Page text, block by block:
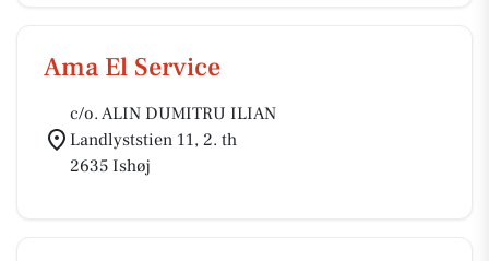
Ama El Service
c/o. ALIN DUMITRU ILIAN
Landlyststien 11, 2. th
2635 Ishøj